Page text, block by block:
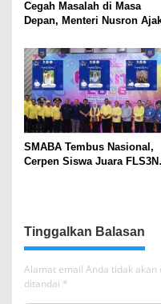
Cegah Masalah di Masa
Depan, Menteri Nusron
Tanah Rumah Ibadah di
SMABA Tembus Nasional,
Cerpen Siswa Juara FLS3N
Tinggalkan Balasan
Alamat email Anda tidak akan
ditandai *